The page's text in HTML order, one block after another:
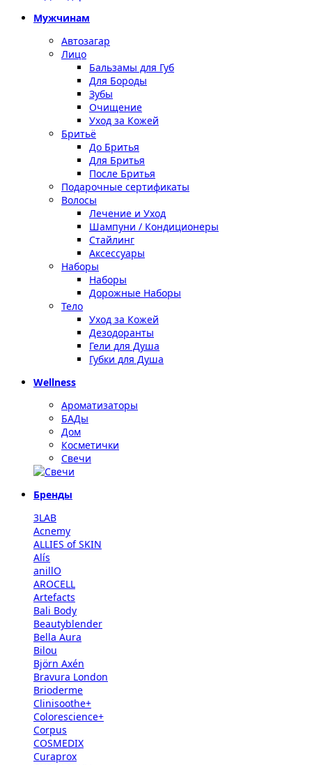
Мужчинам
Автозагар
Лицо
Бальзамы для Губ
Для Бороды
Зубы
Очищение
Уход за Кожей
Бритьё
До Бритья
Для Бритья
После Бритья
Подарочные сертификаты
Волосы
Лечение и Уход
Шампуни / Кондиционеры
Стайлинг
Аксессуары
Наборы
Наборы
Дорожные Наборы
Тело
Уход за Кожей
Дезодоранты
Гели для Душа
Губки для Душа
Wellness
Ароматизаторы
БАДы
Дом
Косметички
Свечи
Бренды
3LAB
Acnemy
ALLIES of SKIN
Alís
anillO
AROCELL
Artefacts
Bali Body
Beautyblender
Bella Aura
Bilou
Björn Axén
Bravura London
Brioderme
Clinisoothe+
Colorescience+
Corpus
COSMEDIX
Curaprox